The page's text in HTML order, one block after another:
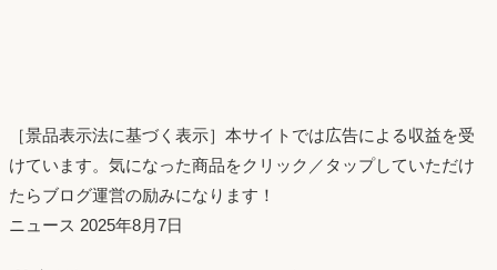
［景品表示法に基づく表示］本サイトでは広告による収益を受
けています。気になった商品をクリック／タップしていただけ
たらブログ運営の励みになります！
ニュース 投
2025年8月7日